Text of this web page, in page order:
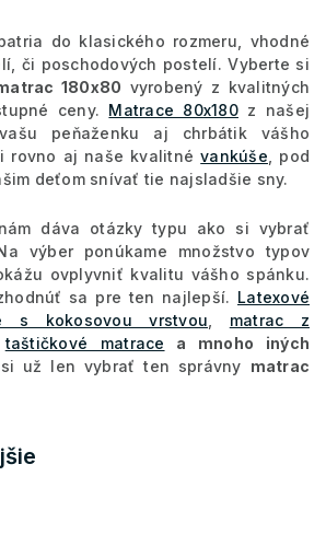
do klasického rozmeru, vhodné
či poschodových postelí. Vyberte si
180x80 vyrobený z kvalitných
ceny. Matrace 80x180z našej
peňaženku aj chrbátik vášho
rovno aj naše kvalitnévankúše , pod
deťom snívať tie najsladšie sny.
dáva otázky typu ako si vybrať
výber ponúkame množstvo typov
ovplyvniť kvalitu vášho spánku.
sa pre ten najlepší. Latexové
s kokosovou vrstvou
matrac z
taštičkové matrace a mnoho iných
už len vybrať ten správny matrac